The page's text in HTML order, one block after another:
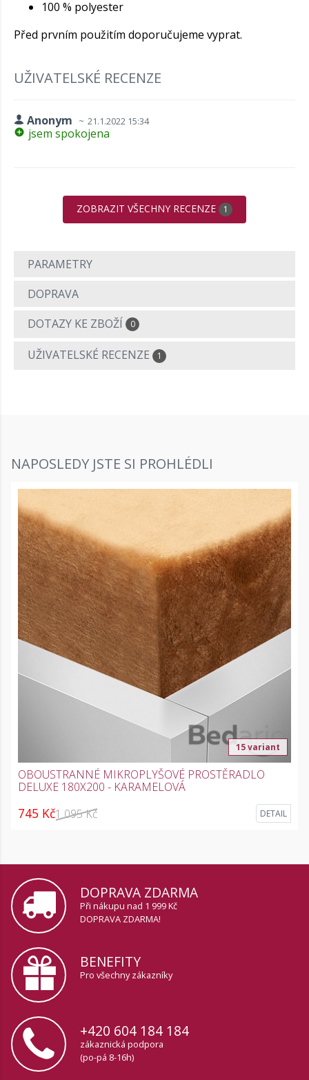
100 % polyester
Před prvním použitím doporučujeme vyprat.
UŽIVATELSKÉ RECENZE
Anonym 21.1.2022 15:34
jsem spokojena
ZOBRAZIT VŠECHNY RECENZE 1
PARAMETRY
DOPRAVA
DOTAZY KE ZBOŽÍ
0
UŽIVATELSKÉ RECENZE 1
NAPOSLEDY JSTE SI PROHLÉDLI
15 variant
OBOUSTRANNÉ MIKROPLYŠOVÉ PROSTĚRADLO
DELUXE 180X200 - KARAMELOVÁ
745 Kč1 095 Kč DETAIL
DOPRAVA ZDARMA
Při nákupu nad 1 999 Kč
DOPRAVA ZDARMA!
BENEFITY
Pro všechny zákazníky
+420 604 184 184
zákaznická podpora
(po-pá 8-16h)